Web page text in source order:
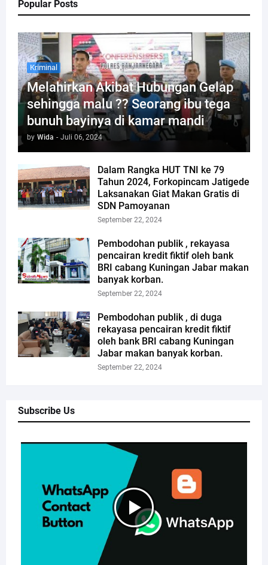
Popular Posts
Kriminal
Melahirkan Akibat Hubungan Gelap
sehingga malu ?? Seorang ibu tega
bunuh bayinya di kamar mandi
by Wida - Juli 06, 2024
Dalam Rangka HUT TNI ke 79
Tahun 2024, Forkopincam Jatigede
Laksanakan Giat Makan Gratis di
SDN Pamoyanan
September 22, 2024
Pembodohan publik , rekayasa
pencairan kredit fiktif oleh bank
BRI cabang Kuningan Jabar makan
banyak korban.
September 22, 2024
Pembodohan publik , di duga
rekayasa pencairan kredit fiktif
oleh bank BRI cabang Kuningan
Jabar makan banyak korban.
September 22, 2024
Subscribe Us